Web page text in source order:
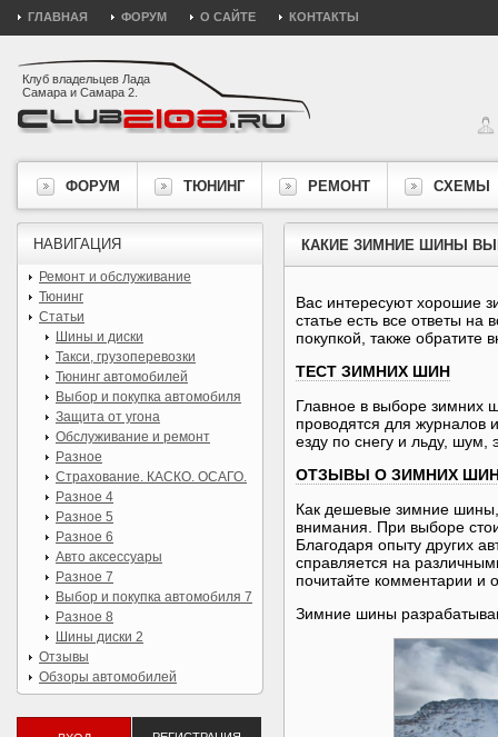
ГЛАВНАЯ ФОРУМ О САЙТЕ КОНТАКТЫ
Клуб владельцев Лада
Самара и Самара 2.
ФОРУМ ТЮНИНГ РЕМОНТ СХЕМЫ
КАКИЕ ЗИМНИЕ ШИНЫ
Вас интересуют хорошие
статье есть все ответы
покупкой, также обратите
ТЕСТ ЗИМНИХ ШИН
Главное в выборе зимних
проводятся для журналов
езду по снегу и льду, шум,
ОТЗЫВЫ О ЗИМНИХ
Как дешевые зимние
внимания. При выборе
Благодаря опыту других
справляется на
почитайте комментарии и
Зимние шины
НАВИГАЦИЯ
Ремонт и обслуживание
Тюнинг
Статьи
Шины и диски
Такси, грузоперевозки
Тюнинг автомобилей
Выбор и покупка автомобиля
Защита от угона
Обслуживание и ремонт
Разное
Страхование. КАСКО. ОСАГО.
Разное 4
Разное 5
Разное 6
Авто аксессуары
Разное 7
Выбор и покупка автомобиля 7
Разное 8
Шины диски 2
Отзывы
Обзоры автомобилей